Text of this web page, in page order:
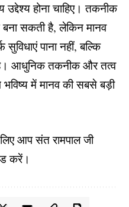
होना चाहिए। तकनीक
सकती है, लेकिन मानव
सुविधाएं पाना नहीं, बल्कि
है। आधुनिक तकनीक और तत्व
में मानव की सबसे बड़ी
आप संत रामपाल जी
करें।